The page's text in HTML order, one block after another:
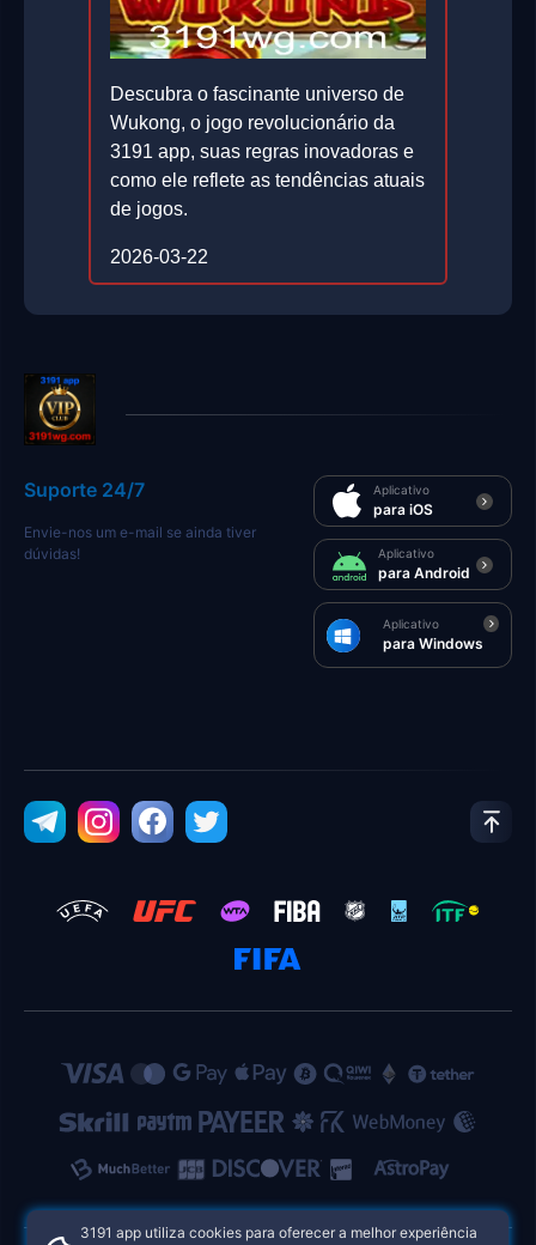
Descubra o fascinante universo de
Wukong, o jogo revolucionário da
3191 app, suas regras inovadoras e
como ele reflete as tendências atuais
de jogos.
2026-03-22
Suporte 24/7
Envie-nos um e-mail se ainda tiver
dúvidas!
Aplicativo
para iOS
Aplicativo
para Android
Aplicativo
para Windows
3191 app utiliza cookies para oferecer a melhor experiência